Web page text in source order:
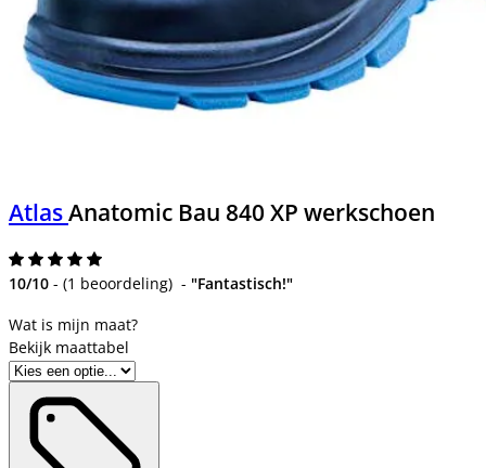
AtlasAnatomic Bau 840 XP werkschoen
10/10 - (1 beoordeling) - "Fantastisch!"
Bekijk maattabel